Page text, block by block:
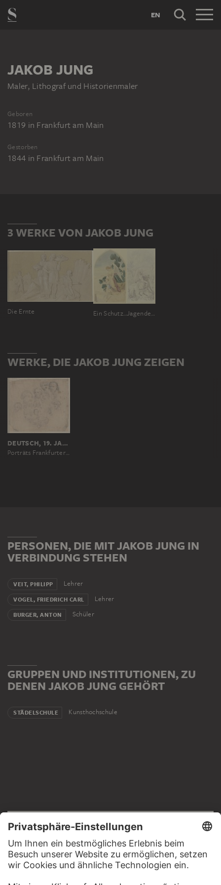
EN
JAKOB JUNG
Maler, Lithograf und Historienmaler
Geboren
1819 in Frankfurt am Main
Gestorben
1844 in Frankfurt am Main
3 WERKE VON JAKOB JUNG
Die Ernte Ein Schutzengel geleitet ein Kind über einen Abgrund Jagender Jüngling zu Pferd, eine Blumen gießende junge Frau erblickend
WERKE, DIE JAKOB JUNG ZEIGEN
DEUTSCH, 19. JAHRHUNDERT
Porträts Frankfurter Künstler aus dem Städelschen Institut
PERSONEN, DIE MIT JAKOB JUNG IN
VERBINDUNG STEHEN
VEIT, PHILIPP Lehrer
VOGEL, FRIEDRICH CARL Lehrer
BURGER, ANTON Schüler
GRUPPEN UND INSTITUTIONEN, ZU
DENEN JAKOB JUNG GEHÖRT
STÄDELSCHULE Kunsthochschule
Impressum
Datenschutz
Copyright © 2026 Städel Museum
All rights reserved.